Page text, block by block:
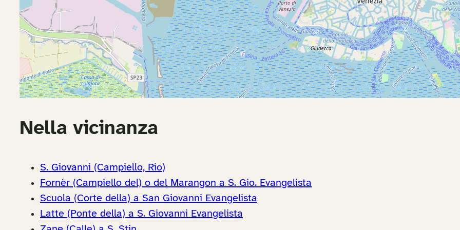
Nella vicinanza
S. Giovanni (Campiello, Rio)
Fornèr (Campiello del) o del Marangon a S. Gio. Evangelista
Scuola (Corte della) a San Giovanni Evangelista
Latte (Ponte della) a S. Giovanni Evangelista